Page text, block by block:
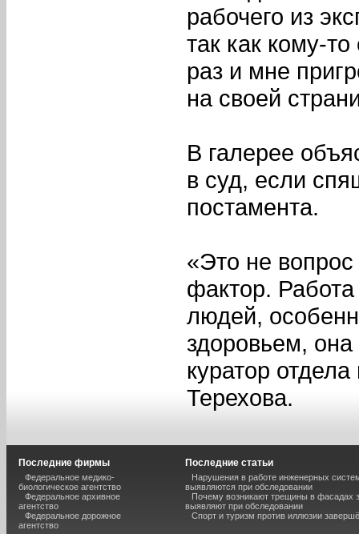
рабочего из
так как кому-
раз и мне
на своей
В галерее
в суд, если
постамента.
«Это не
фактор.
людей,
здоровьем,
куратор
Терехова.
Последние фирмы
Федеральное медико-
биологическое агентство
Федеральное архивное
агентство
Федеральное дорожное
агентство
Последние статьи
Нарушения в работе инженерных
выявляются при обследовании
Почему возникают трещины в фасадах
выявляют при обследовании
Спорт и туризм против иллюзии